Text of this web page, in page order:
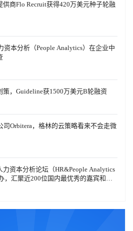
供商Flo Recruit获得420万美元种子轮融
资本分析（People Analytics）在企业中
策，Guideline获1500万美元B轮融资
司Orbitera，格林的云策略看来不会走微
资本分析论坛（HR&People Analytics
，汇聚近200位国内最优秀的嘉宾和前